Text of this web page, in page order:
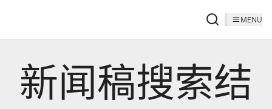
MENU
新闻稿搜索结